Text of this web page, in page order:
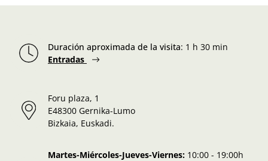
Duración aproximada de la visita: 1 h 30 min
Entradas
Foru plaza, 1
E48300 Gernika-Lumo
Bizkaia, Euskadi.
Martes-Miércoles-Jueves-Viernes: 10:00 - 19:00h